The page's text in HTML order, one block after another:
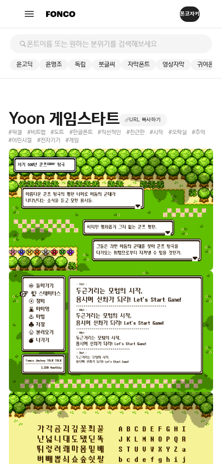
윤고딕 윤명조 독립 붓글씨 자막폰트 영상자막 귀여운
Yoon 게임스타트 URL 복사하기
#픽셀 #비트맵 #도트 #한글폰트 #직선적인 #친근한 #시작 #오락실
#추억
#어린시절
#전자기기 #게임